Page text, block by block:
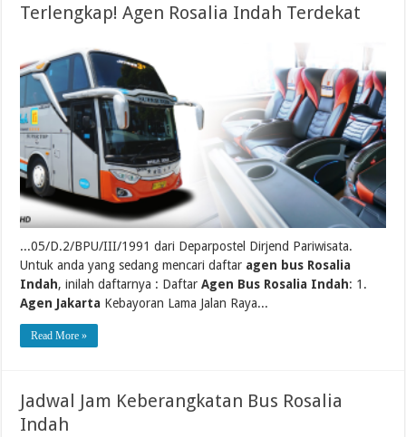
Terlengkap! Agen Rosalia Indah Terdekat
...05/D.2/BPU/III/1991 dari Deparpostel Dirjend Pariwisata.
Untuk anda yang sedang mencari daftar agen bus Rosalia
Indah, inilah daftarnya : DaftarAgen Bus Rosalia Indah: 1.
Agen Jakarta Kebayoran Lama Jalan Raya...
Read More »
Jadwal Jam Keberangkatan Bus Rosalia
Indah